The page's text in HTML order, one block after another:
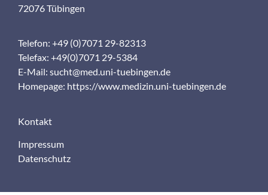
72076 Tübingen
Telefon: +49 (0)7071 29-82313
Telefax: +49(0)7071 29-5384
E-Mail: sucht@med.uni-tuebingen.de
Homepage: https://www.medizin.uni-tuebingen.de
Kontakt
Impressum
Datenschutz